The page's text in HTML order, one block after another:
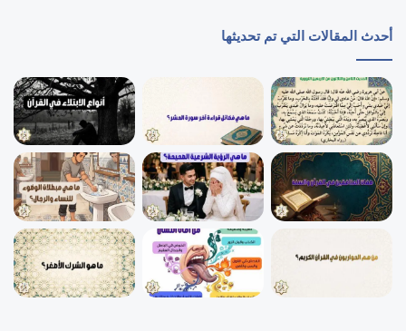
أحدث المقالات التي تم تحديثها